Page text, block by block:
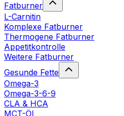
Fatburner
L-Carnitin
Komplexe Fatburner
Thermogene Fatburner
Appetitkontrolle
Weitere Fatburner
Gesunde Fette
Omega-3
Omega-3-6-9
CLA & HCA
MCT-Öl